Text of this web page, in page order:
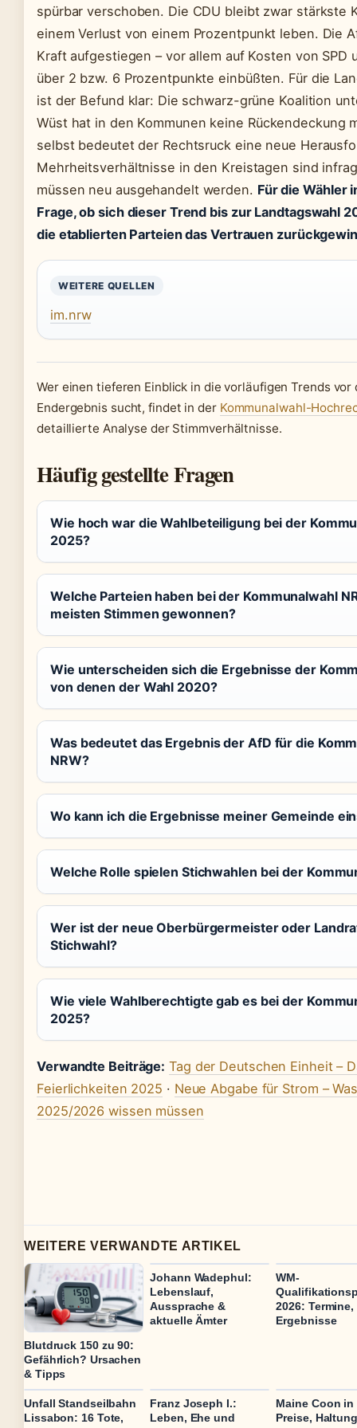
spürbar verschoben. Die CDU bleibt zwar stärkste
einem Verlust von einem Prozentpunkt leben. Die
Kraft aufgestiegen – vor allem auf Kosten von SPD
über 2 bzw. 6 Prozentpunkte einbüßten. Für die
ist der Befund klar: Die schwarz-grüne Koalition
Wüst hat in den Kommunen keine Rückendeckung
selbst bedeutet der Rechtsruck eine neue
Mehrheitsverhältnisse in den Kreistagen sind
müssen neu ausgehandelt werden. Für die Wähler
Frage, ob sich dieser Trend bis zur Landtagswahl
die etablierten Parteien das Vertrauen
WEITERE QUELLEN
im.nrw
Wer einen tieferen Einblick in die vorläufigen Trends vor
Endergebnis sucht, findet in der Kommunalwahl-
detaillierte Analyse der Stimmverhältnisse.
Häufig gestellte Fragen
Wie hoch war die Wahlbeteiligung bei der
2025?
Welche Parteien haben bei der Kommunalwahl
meisten Stimmen gewonnen?
Wie unterscheiden sich die Ergebnisse der
von denen der Wahl 2020?
Was bedeutet das Ergebnis der AfD für die
NRW?
Wo kann ich die Ergebnisse meiner Gemeinde
Welche Rolle spielen Stichwahlen bei der
Wer ist der neue Oberbürgermeister oder
Stichwahl?
Wie viele Wahlberechtigte gab es bei der
2025?
Verwandte Beiträge: Tag der Deutschen Einheit –
Feierlichkeiten 2025 · Neue Abgabe für Strom –
2025/2026 wissen müssen
WEITERE VERWANDTE ARTIKEL
Blutdruck 150 zu 90:
Gefährlich? Ursachen
& Tipps
Johann Wadephul:
Lebenslauf,
Aussprache &
aktuelle Ämter
WM-
2026: Termine,
Ergebnisse
Unfall Standseilbahn
Lissabon: 16 Tote,
Franz Joseph I.:
Leben, Ehe und
Maine Coon
Preise,